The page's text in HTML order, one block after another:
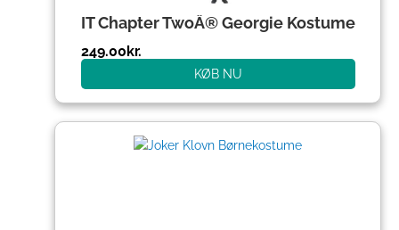
IT Chapter TwoÂ® Georgie Kostume
249.00kr.
KØB NU